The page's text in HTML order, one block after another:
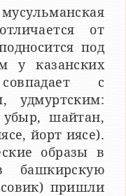
от
под
у казанских
с
удмуртским:
убыр, шайтан,
йорт иясе).
образы в
башкирскую
пришли